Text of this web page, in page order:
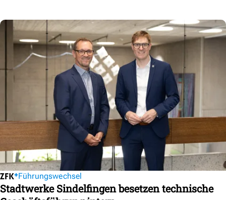
Führungswechsel
Stadtwerke Sindelfingen besetzen technische